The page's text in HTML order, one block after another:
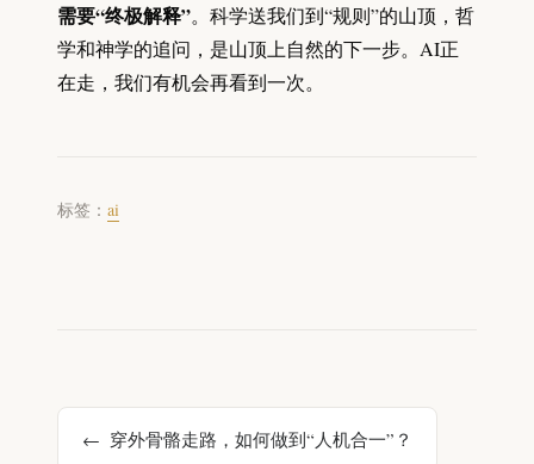
需要“终极解释”。科学送我们到“规则”的山顶，哲
学和神学的追问，是山顶上自然的下一步。AI正
在走，我们有机会再看到一次。
标签： ai
穿外骨骼走路，如何做到“人机合一”？